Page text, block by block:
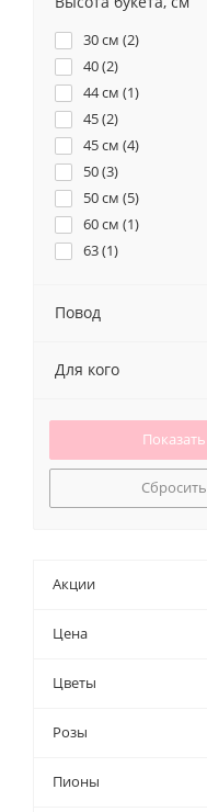
71 (1)
9 (3)
30 см (2)
40 (2)
44 см (1)
45 (2)
45 см (4)
50 (3)
50 см (5)
60 см (1)
63 (1)
Повод
Для кого
Сбросить
Акции
Цена
Цветы
Розы
Пионы